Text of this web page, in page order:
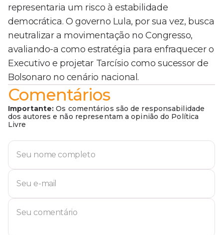
representaria um risco à estabilidade
democrática. O governo Lula, por sua vez, busca
neutralizar a movimentação no Congresso,
avaliando-a como estratégia para enfraquecer o
Executivo e projetar Tarcísio como sucessor de
Bolsonaro no cenário nacional.
Comentários
Importante: Os comentários são de responsabilidade
dos autores e não representam a opinião do Política
Livre